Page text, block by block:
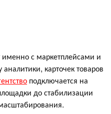
с маркетплейсами и
карточек товаров
подключается на
до стабилизации